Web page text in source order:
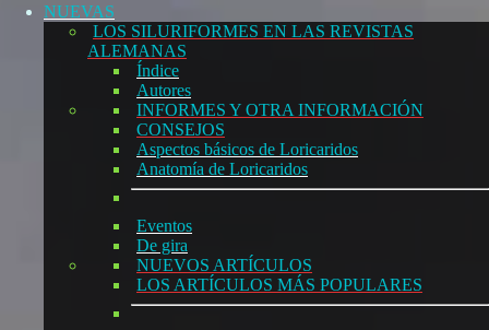
NUEVAS
LOS SILURIFORMES EN LAS REVISTAS
ALEMANAS
Índice
Autores
INFORMES Y OTRA INFORMACIÓN
CONSEJOS
Aspectos básicos de Loricaridos
Anatomía de Loricaridos
Eventos
De gira
NUEVOS ARTÍCULOS
LOS ARTÍCULOS MÁS POPULARES